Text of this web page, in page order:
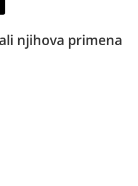
njihova primena